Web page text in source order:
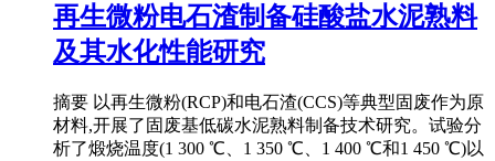
再生微粉电石渣制备硅酸盐水泥熟料
及其水化性能研究
摘要 以再生微粉(RCP)和电石渣(CCS)等典型固废作为原
材料,开展了固废基低碳水泥熟料制备技术研究。试验分
析了煅烧温度(1 300 ℃、1 350 ℃、1 400 ℃和1 450 ℃)以